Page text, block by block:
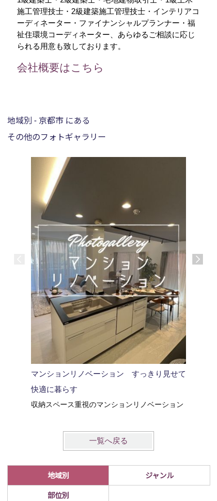
施工管理技士・2級建築施工管理技士・インテリアコ
ーディネーター・ファイナンシャルプランナー・福
祉住環境コーディネーター、あらゆるご相談に応じ
られる用意も致しております。
会社概要はこちら
地域別 - 京都市 にある
その他のフォトギャラリー
マンションリノベーション すっきり見せて
快適に暮らす
収納スペース重視のマンションリノベーション
一覧へ戻る
地域別
ジャンル
部位別